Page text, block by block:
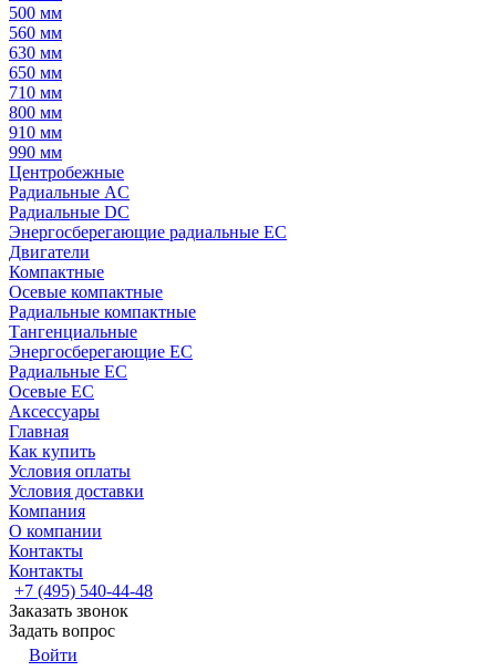
500 мм
560 мм
630 мм
650 мм
710 мм
800 мм
910 мм
990 мм
Центробежные
Радиальные AC
Радиальные DC
Энергосберегающие радиальные EC
Двигатели
Компактные
Осевые компактные
Радиальные компактные
Тангенциальные
Энергосберегающие EC
Радиальные EC
Осевые EC
Аксессуары
Главная
Как купить
Условия оплаты
Условия доставки
Компания
О компании
Контакты
Контакты
+7 (495) 540-44-48
Заказать звонок
Задать вопрос
Войти